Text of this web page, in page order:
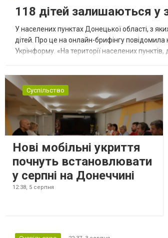
118 дітей залишаються у
У населених пунктах Донецької області, з
дітей. Про це на онлайн-брифінгу
Укрінформу. «На території населених
Суспільство
Нові мобільні укриття
почнуть встановлювати
у серпні на Донеччині
12:38, 5 серпня